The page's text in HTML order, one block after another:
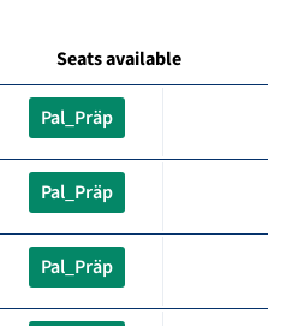
Seats available
Pal_Präp
Pal_Präp
Pal_Präp